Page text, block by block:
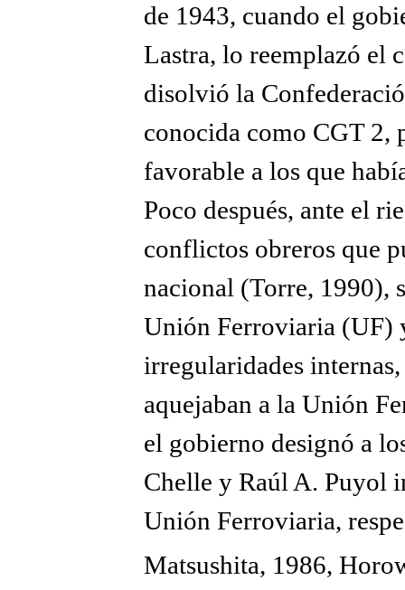
de 1943, cuando el
Lastra, lo reemplazó el
disolvió la
conocida como CGT 2,
favorable a los que
Poco después, ante el
conflictos obreros que
nacional (Torre, 1990),
Unión Ferroviaria (UF)
irregularidades
aquejaban a la Unión
el gobierno designó a
Chelle y Raúl A. Puyol
Unión Ferroviaria,
Matsushita, 1986,